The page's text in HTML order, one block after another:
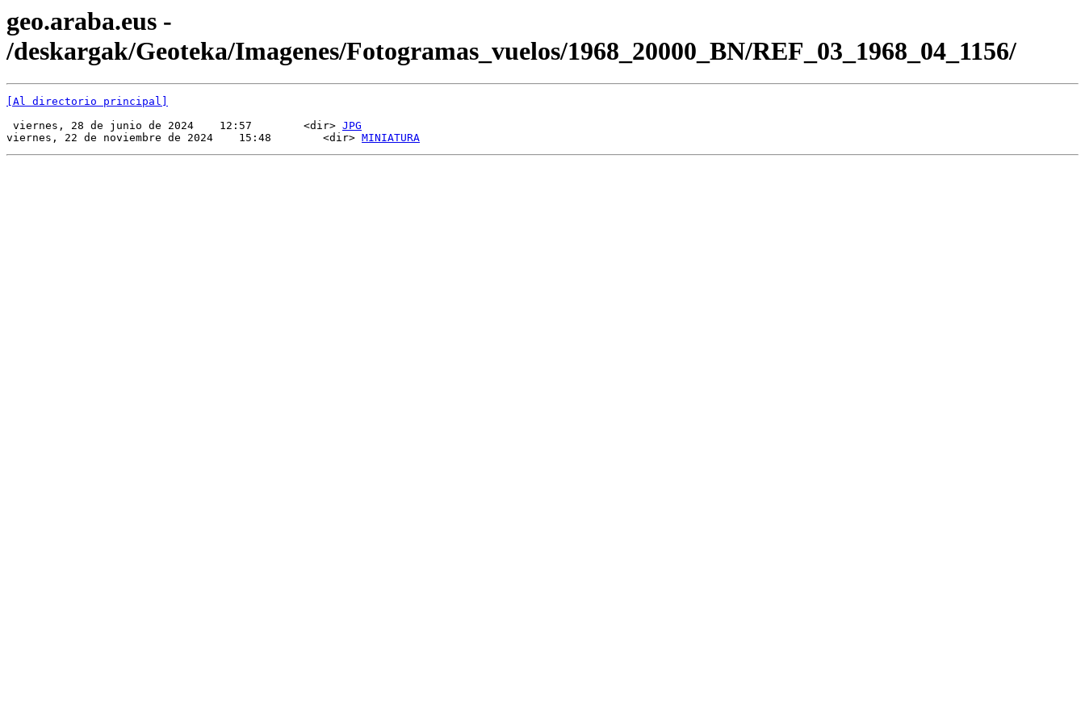
geo.araba.eus -
/deskargak/Geoteka/Imagenes/Fotogramas_vuelos/1968_20000_BN/REF_03_1968_04_1156/
[Al directorio principal]
viernes, 28 de junio de 2024    12:57        <dir> JPG
viernes, 22 de noviembre de 2024    15:48        <dir> MINIATURA